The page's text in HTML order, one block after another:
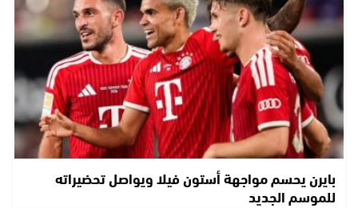
بايرن يحسم مواجهة أستون فيلا ويواصل تحضيراته
للموسم الجديد